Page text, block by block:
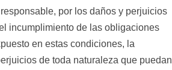
por los daños y perjuicios
incumplimiento de las obligaciones
en estas condiciones, la
de toda naturaleza que puedan